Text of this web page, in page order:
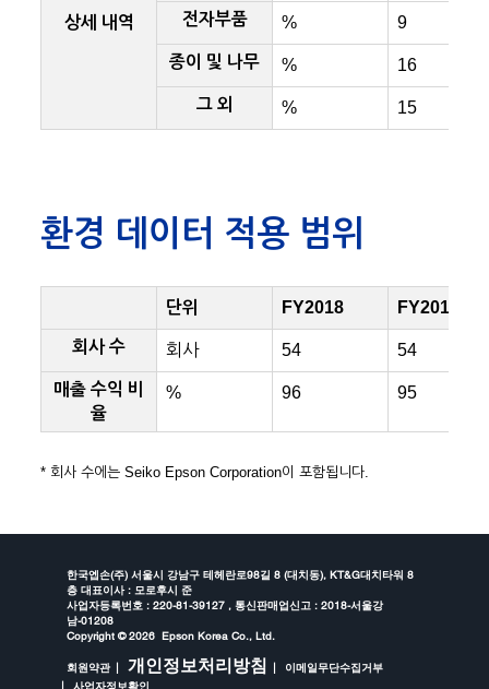
상세 내역 전자부품 % 9
종이 및 나무 % 16
그 외 % 15
환경 데이터 적용 범위
단위 FY2018 FY2019
회사 수 회사 54 54
매출 수익 비
율
% 96 95
* 회사 수에는 Seiko Epson Corporation이 포함됩니다.
한국엡손(주) 서울시 강남구 테헤란로98길 8 (대치동), KT&G대치타워 8
층 대표이사 : 모로후시 준
사업자등록번호 : 220-81-39127 , 통신판매업신고 : 2018-서울강
남-01208
Copyright ©2026 Epson Korea Co., Ltd.
회원약관 개인정보처리방침
이메일무단수집거부
사업자정보확인